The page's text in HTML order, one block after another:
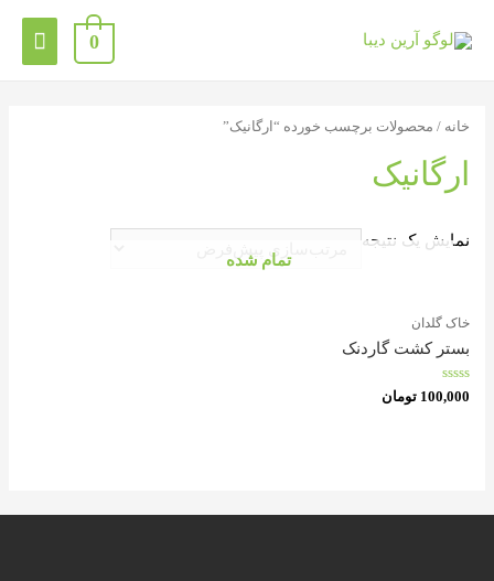
0
خانه / محصولات برچسب خورده “ارگانیک”
ارگانیک
نمایش یک نتیجه
تمام شده
خاک گلدان
بستر کشت گاردنک
امتیاز
100,000 تومان